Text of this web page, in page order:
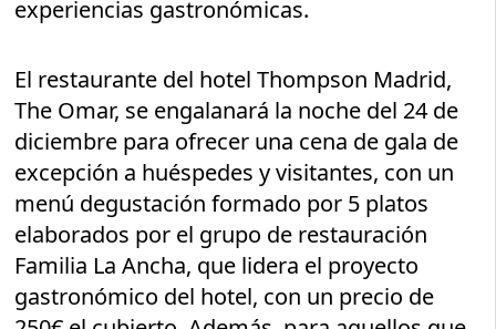
experiencias gastronómicas.
El restaurante del hotel Thompson Madrid,
The Omar, se engalanará la noche del 24 de
diciembre para ofrecer una cena de gala de
excepción a huéspedes y visitantes, con un
menú degustación formado por 5 platos
elaborados por el grupo de restauración
Familia La Ancha, que lidera el proyecto
gastronómico del hotel, con un precio de